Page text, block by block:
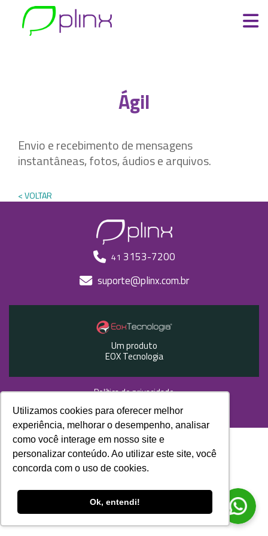
Utilizamos cookies para oferecer melhor
experiência, melhorar o desempenho, analisar
como você interage em nosso site e
personalizar conteúdo. Ao utilizar este site, você
concorda com o uso de cookies.
Ok, entendi!
Ágil
Envio e recebimento de mensagens
instantâneas, fotos, áudios e arquivos.
< VOLTAR
41 3153-7200
suporte@plinx.com.br
Um produto
EOX Tecnologia
Política de privacidade
Site desenvolvido por